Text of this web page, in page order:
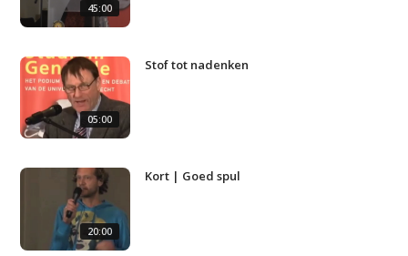
45:00
05:00
Stof tot nadenken
20:00
Kort | Goed spul